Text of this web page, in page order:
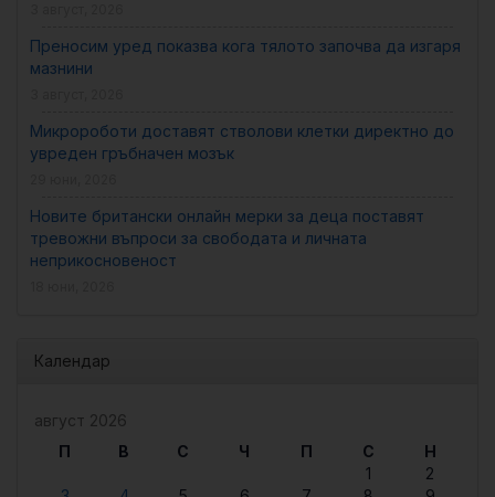
Преносим уред показва кога тялото започва да изгаря
мазнини
Микророботи доставят стволови клетки директно до
увреден гръбначен мозък
Новите британски онлайн мерки за деца поставят
тревожни въпроси за свободата и личната
неприкосновеност
Календар
август 2026
П
В С Ч П С
Н
1
2